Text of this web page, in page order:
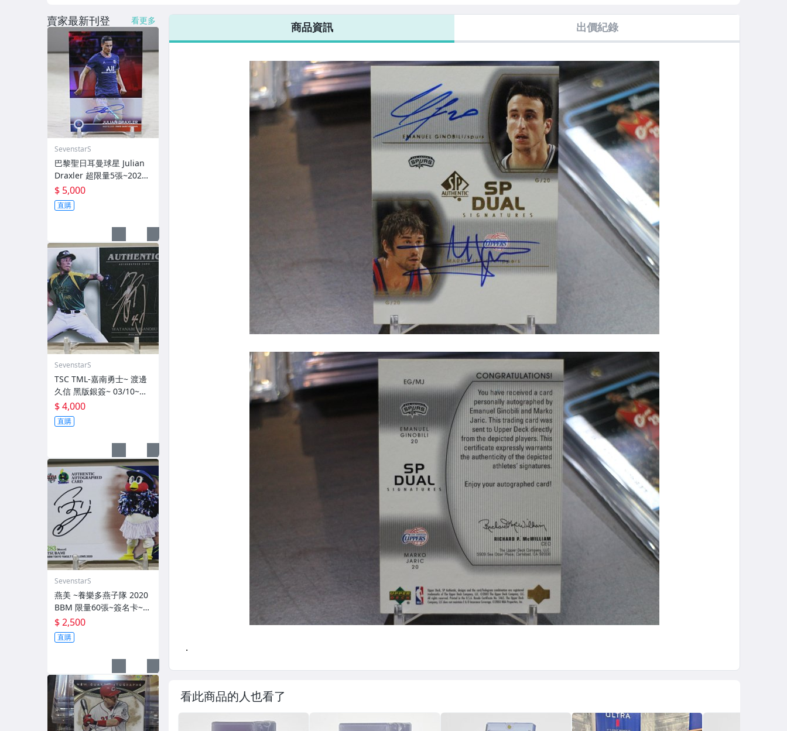
商品資訊 出價紀錄
看此商品的人也看了
賣家最新刊登 看更多
SevenstarS
巴黎聖日耳曼球星 Julian
Draxler 超限量5張~2021-
22 Topps Paris Saint-Ger
main SSP 亮面簽名卡~
$ 5,000
直購
SevenstarS
TSC TML-嘉南勇士~ 渡邊
久信 黑版銀簽~ 03/10~限
量10張 簽名卡~交換卡 已
換回~ 簽背號41~西武獅日
職3屆勝投王 勇士TML三冠
$ 4,000
直購
SevenstarS
燕美 ~養樂多燕子隊 2020
BBM 限量60張~簽名卡~2
83 TSUBAMI~最強吉祥物
燕九郎妹妹
$ 2,500
直購